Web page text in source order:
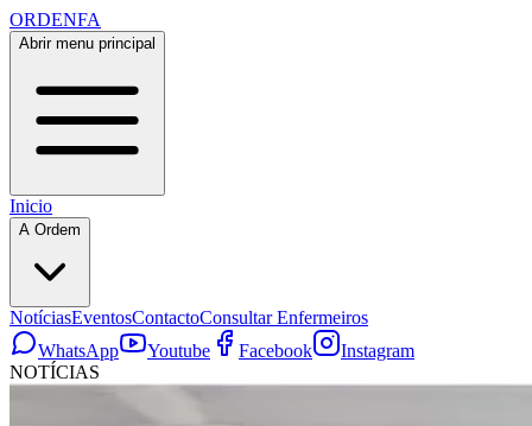
ORDENFA
Abrir menu principal
Inicio
A Ordem
NotíciasEventosContactoConsultar Enfermeiros
WhatsApp
Youtube Facebook
Instagram
NOTÍCIAS